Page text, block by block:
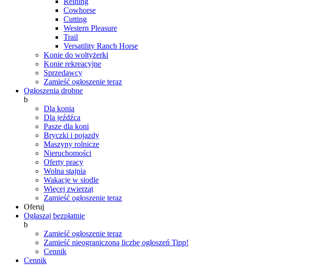
Cowhorse
Cutting
Western Pleasure
Trail
Versatility Ranch Horse
Konie do woltyżerki
Konie rekreacyjne
Sprzedawcy
Zamieść ogłoszenie teraz
Ogłoszenia drobne
b
Dla konia
Dla jeźdźca
Pasze dla koni
Bryczki i pojazdy
Maszyny rolnicze
Nieruchomości
Oferty pracy
Wolna stajnia
Wakacje w siodle
Więcej zwierząt
Zamieść ogłoszenie teraz
Oferuj
Ogłaszaj bezpłatnie
b
Zamieść ogłoszenie teraz
Zamieść nieograniczoną liczbę ogłoszeń Tipp!
Cennik
Cennik